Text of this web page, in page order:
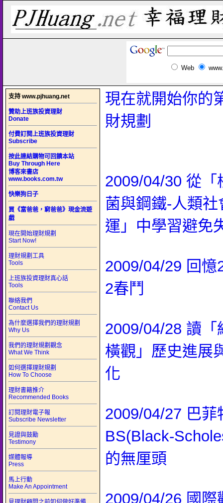
Web
支持 www.pjhuang.net
贊助上班族投資理財
Donate
付費訂閱上班族投資理財
Subscribe
按此連結購物可回饋本站
Buy Through Here
博客來書店
www.books.com.tw
快樂狗日子
買《富爸爸，窮爸爸》現金流遊
戲
現在開始理財規劃
Start Now!
理財規劃工具
Tools
上班族投資理財真心話
Tools
聯絡我們
Contact Us
為什麼選擇我們的理財規劃
Why Us
我們的理財規劃觀念
What We Think
如何選擇理財規劃
How To Choose
理財書籍推介
Recommended Books
訂閱理財電子報
Subscribe Newsletter
見證與鼓勵
Testimony
媒體報導
Press
馬上行動
Make An Appointment
現在就開始你的
財規劃
2009/04/30 從「
菌與鋼鐵-人類社
運」中學習避免
2009/04/29 回憶
2春鬥
2009/04/28 讀「
橫觀」歷史進展
化
2009/04/27 巴菲
BS(Black-
的無厘頭
2009/04/26 國際